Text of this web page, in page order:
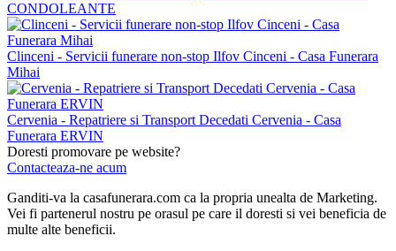
CONDOLEANTE
Clinceni - Servicii funerare non-stop Ilfov Cinceni - Casa Funerara
Mihai
Cervenia - Repatriere si Transport Decedati Cervenia - Casa
Funerara ERVIN
Doresti promovare pe website?
Contacteaza-ne acum
Ganditi-va la casafunerara.com ca la propria unealta de Marketing.
Vei fi partenerul nostru pe orasul pe care il doresti si vei beneficia de
multe alte beneficii.